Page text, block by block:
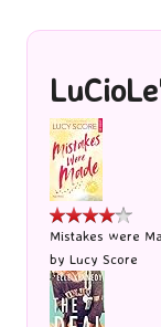
Mistakes were
by Lucy Score